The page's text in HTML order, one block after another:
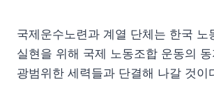
국제운수노련과 계열 단체는 한국 노
실현을 위해 국제 노동조합 운동의
광범위한 세력들과 단결해 나갈 것이